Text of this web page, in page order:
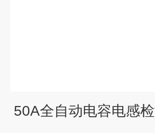
50A全自动电容电感